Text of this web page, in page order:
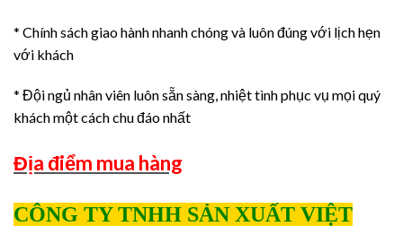
* Chính sách giao hành nhanh chóng và luôn đúng với lịch hẹn
với khách
* Đội ngủ nhân viên luôn sẵn sàng, nhiệt tình phục vụ mọi quý
khách một cách chu đáo nhất
Địa điểm mua hàng
CÔNG TY TNHH SẢN XUẤT VIỆT